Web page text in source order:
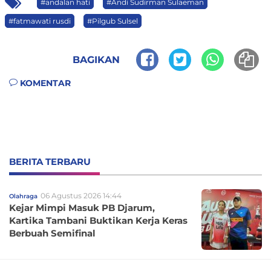
#andalan hati #Andi Sudirman Sulaeman
#fatmawati rusdi #Pilgub Sulsel
BAGIKAN
KOMENTAR
BERITA TERBARU
Olahraga 06 Agustus 2026 14:44
Kejar Mimpi Masuk PB Djarum,
Kartika Tambani Buktikan Kerja Keras
Berbuah Semifinal